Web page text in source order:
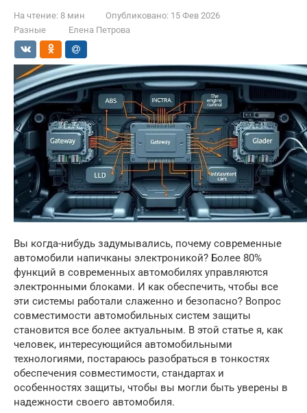
На чтение: 8 мин Опубликовано: 15 Фев 2026
Разные
Елена Петрова
Вы когда-нибудь задумывались, почему современные
автомобили напичканы электроникой? Более 80%
функций в современных автомобилях управляются
электронными блоками. И как обеспечить, чтобы все
эти системы работали слаженно и безопасно? Вопрос
совместимости автомобильных систем защиты
становится все более актуальным. В этой статье я, как
человек, интересующийся автомобильными
технологиями, постараюсь разобраться в тонкостях
обеспечения совместимости, стандартах и
особенностях защиты, чтобы вы могли быть уверены в
надежности своего автомобиля.